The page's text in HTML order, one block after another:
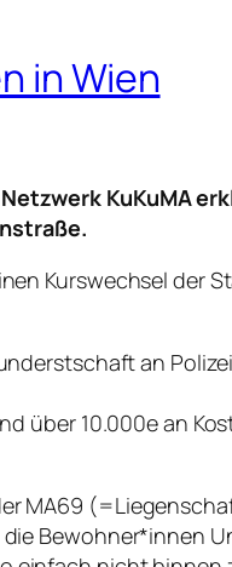
in Wien
KuKuMA
Kurswechsel der
an
über 10.000e an
MA69
Bewohner*innen